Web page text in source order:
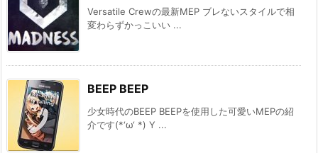
Versatile Crewの最新MEP ブレないスタイルで相
変わらずかっこいい ...
BEEP BEEP
少女時代のBEEP BEEPを使用した可愛いMEPの紹
介です(*‘ω‘ *) Y ...